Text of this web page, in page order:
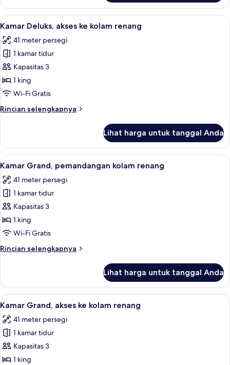
Kamar
Deluks
Lihat
semua
foto
untuk
Kamar
Deluks,
akses
kolam
1 kamar tidur, seprai premium,
12
Kamar Deluks, akses ke kolam renang
41 meter persegi
1 kamar tidur
Kapasitas 3
1 king
Wi-Fi Gratis
Rincian selengkapnya
Rincian
Kamar
Deluks,
akses
kolam
renang
Lihat harga untuk tanggal Anda
Lihat
semua
foto
untuk
Kamar
Grand,
pemandangan
renang
1 kamar tidur, seprai premium,
10
Kamar Grand, pemandangan kolam renang
41 meter persegi
1 kamar tidur
Kapasitas 3
1 king
Wi-Fi Gratis
Rincian selengkapnya
Rincian
Kamar
Grand,
pemandangan
renang
Lihat harga untuk tanggal Anda
Lihat
semua
foto
untuk
Kamar
Grand,
Kamar Grand, akses ke kolam
11
Kamar Grand, akses ke kolam renang
41 meter persegi
1 kamar tidur
Kapasitas 3
1 king